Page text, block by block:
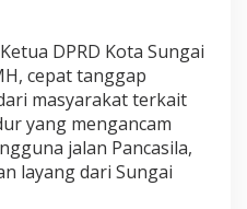
DPRD Kota Sungai
cepat tanggap
masyarakat terkait
yang mengancam
jalan Pancasila,
layang dari Sungai